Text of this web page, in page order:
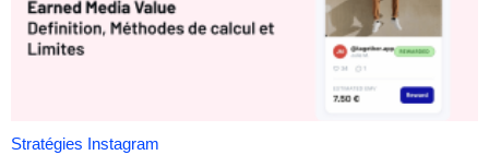
Stratégies Instagram